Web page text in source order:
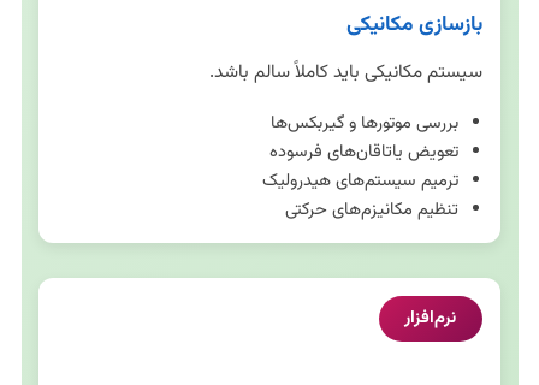
بازسازی مکانیکی
سیستم مکانیکی باید کاملاً سالم باشد.
بررسی موتورها و گیربکس‌ها
تعویض یاتاقان‌های فرسوده
ترمیم سیستم‌های هیدرولیک
تنظیم مکانیزم‌های حرکتی
نرم‌افزار